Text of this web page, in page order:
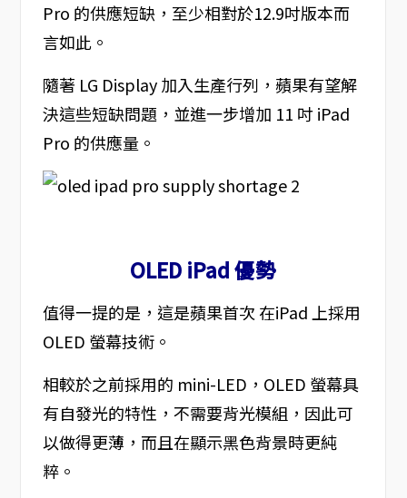
Pro 的供應短缺，至少相對於12.9吋版本而
言如此。
隨著 LG Display 加入生產行列，蘋果有望解
決這些短缺問題，並進一步增加 11 吋 iPad
Pro 的供應量。
OLED iPad 優勢
值得一提的是，這是蘋果首次 在iPad 上採用
OLED 螢幕技術。
相較於之前採用的 mini-LED，OLED 螢幕具
有自發光的特性，不需要背光模組，因此可
以做得更薄，而且在顯示黑色背景時更純
粹。